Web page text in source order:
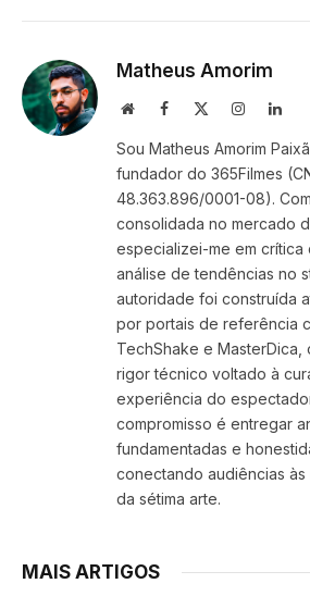
Matheus Amorim
WebsiteFacebook Instagram
Sou Matheus Amorim
fundador do 365Filmes
48.363.896/0001-08).
consolidada no mercado
especializei-me em crítica
análise de tendências no
autoridade foi construída
por portais de referência
TechShake e
rigor técnico voltado à
experiência do
compromisso é entregar
fundamentadas e
conectando audiências às
da sétima arte.
MAIS ARTIGOS